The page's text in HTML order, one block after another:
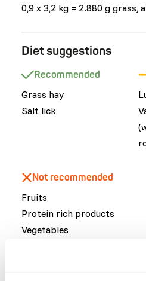
0,9 x 3,2 kg = 2.880 g grass,
Diet suggestions
Recommended
Grass hay
Salt lick
Not recommended
Fruits
Protein rich products
Vegetables